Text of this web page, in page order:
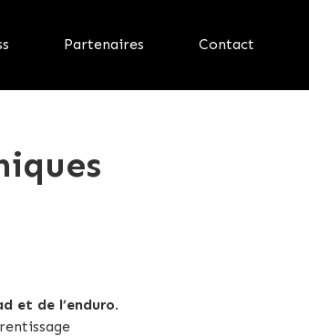
Partenaires Contact
et de l’enduro.